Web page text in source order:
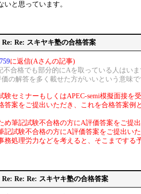
いと思っています。
Re: Re: スキヤキ塾の合格答案
に返信(Aさんの記事)
不合格でも部分的にAを取っている人はい
価の解答を多く載せた方がいいという意味
験セミナーもしくはAPEC-semi模擬面接
答案をご提出いただき、これを合格答案
め筆記試験不合格の方にA評価答案をご提
記試験不合格の方にA評価答案をご提出い
務処理労力などを考えると、そこまでする
Re: Re: Re: スキヤキ塾の合格答案